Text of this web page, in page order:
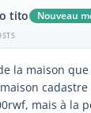
tito Nouveau
la maison
mais à la